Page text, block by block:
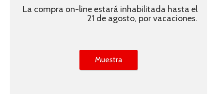
La compra on-line estará inhabilitada hasta el
21 de agosto, por vacaciones.
Muestra